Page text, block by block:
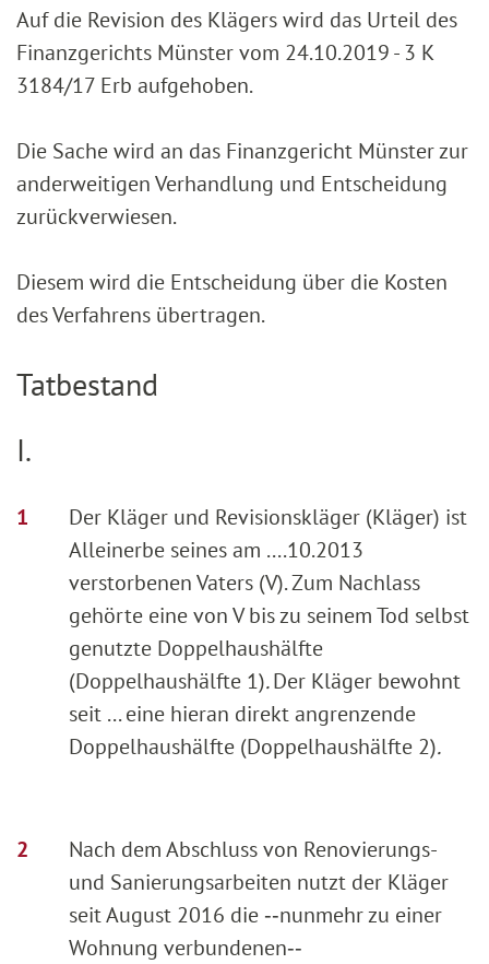
Auf die Revision des Klägers wird das Urteil des
Finanzgerichts Münster vom 24.10.2019 - 3 K
3184/17 Erb aufgehoben.
Die Sache wird an das Finanzgericht Münster zur
anderweitigen Verhandlung und Entscheidung
zurückverwiesen.
Diesem wird die Entscheidung über die Kosten
des Verfahrens übertragen.
Tatbestand
I.
Der Kläger und Revisionskläger (Kläger) ist
Alleinerbe seines am ....10.2013
verstorbenen Vaters (V). Zum Nachlass
gehörte eine von V bis zu seinem Tod selbst
genutzte Doppelhaushälfte
(Doppelhaushälfte 1).Der Kläger bewohnt
seit ... eine hieran direkt angrenzende
Doppelhaushälfte (Doppelhaushälfte 2).
Nach dem Abschluss von Renovierungs-
und Sanierungsarbeiten nutzt der Kläger
seit August 2016 die ‑‑nunmehr zu einer
Wohnung verbundenen‑‑